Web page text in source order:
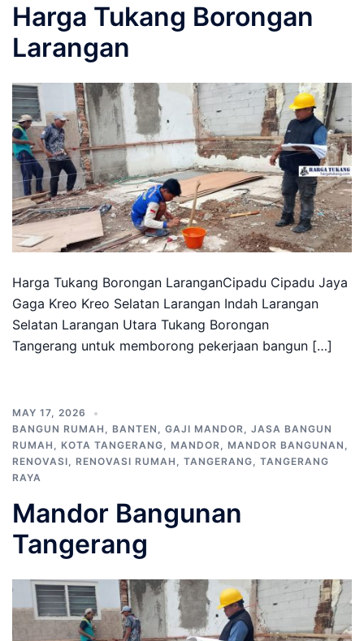
Harga Tukang Borongan
Larangan
Harga Tukang Borongan LaranganCipadu Cipadu Jaya
Gaga Kreo Kreo Selatan Larangan Indah Larangan
Selatan Larangan Utara Tukang Borongan
Tangerang untuk memborong pekerjaan bangun […]
MAY 17, 2026
BANGUN RUMAH , BANTEN , GAJI MANDOR, JASA BANGUN
RUMAH , KOTA TANGERANG, MANDOR, MANDOR BANGUNAN ,
RENOVASI, RENOVASI RUMAH , TANGERANG, TANGERANG
RAYA
Mandor Bangunan
Tangerang